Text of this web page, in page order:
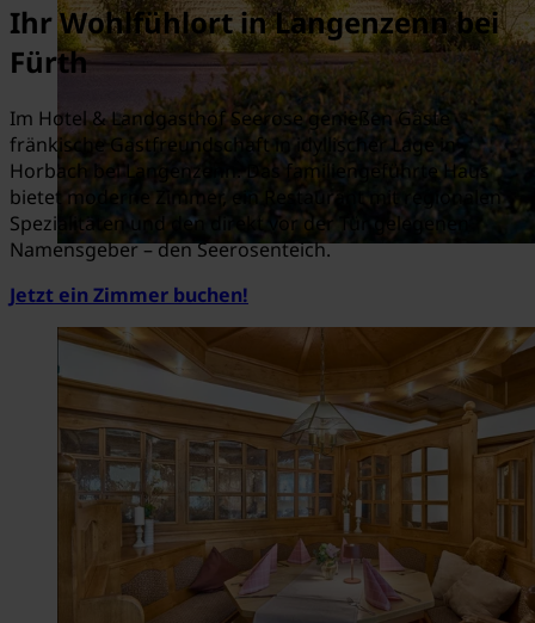
Ihr Wohlfühlort in Langenzenn bei
Fürth
Im Hotel & Landgasthof Seerose genießen Gäste
fränkische Gastfreundschaft in idyllischer Lage in
Horbach bei Langenzenn. Das familiengeführte Haus
bietet moderne Zimmer, ein Restaurant mit regionalen
Spezialitäten und den direkt vor der Tür gelegenen
Namensgeber – den Seerosenteich.
Jetzt ein Zimmer buchen!